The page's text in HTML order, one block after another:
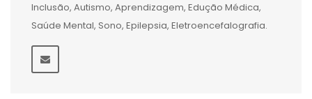
Inclusão, Autismo, Aprendizagem, Edução Médica,
Saúde Mental, Sono, Epilepsia, Eletroencefalografia.